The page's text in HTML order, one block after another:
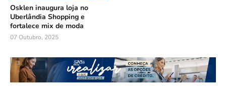
Osklen inaugura loja no
Uberlândia Shopping e
fortalece mix de moda
07 Outubro, 2025